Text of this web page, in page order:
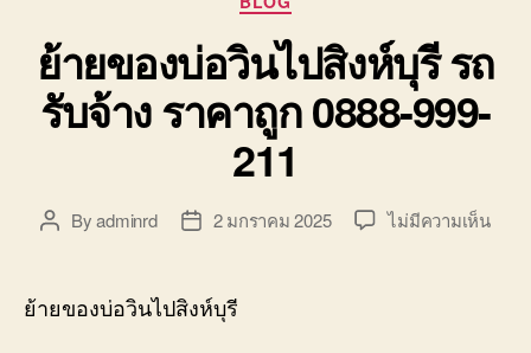
ย้ายของบ่อวินไปสิงห์บุรี รถ
รับจ้าง ราคาถูก 0888-999-
211
PostByadminrd
Post2 มกราคม 2025 ไม่มีความเห็นบน
ย้ายของบ่อวินไปสิงห์บุรี